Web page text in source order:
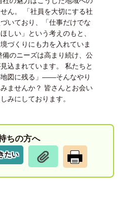
ん。 「社員を大切にする社
いており、「仕事だけでな
しい」という考えのもと、
づくりにも力を入れていま
のニーズは高まり続け、公
込まれています。 私たちと
図に残る」――そんなやり
ませんか？ 皆さんとお会い
みにしております。
ちの方へ
たい